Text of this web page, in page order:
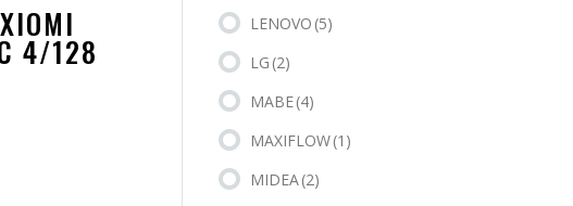
4/128
LENOVO (5)
LG (2)
MABE(4)
MAXIFLOW(1)
MIDEA(2)